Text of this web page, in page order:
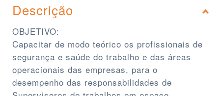
Descrição
OBJETIVO:
Capacitar de modo teórico os profissionais de
segurança e saúde do trabalho e das áreas
operacionais das empresas, para o
desempenho das responsabilidades de